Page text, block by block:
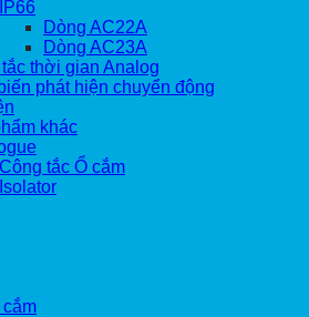
IP66
Dòng AC22A
Dòng AC23A
thời gian Analog
phát hiện chuyển động
khác
Công tắc Ổ cắm
Isolator
cắm